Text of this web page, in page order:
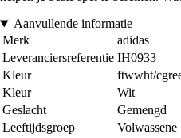
Aanvullende informatie
Merk
adidas
Leveranciersreferentie IH0933
Kleur
ftwwht/
Kleur
Wit
Geslacht
Gemengd
Leeftijdsgroep
Volwassene